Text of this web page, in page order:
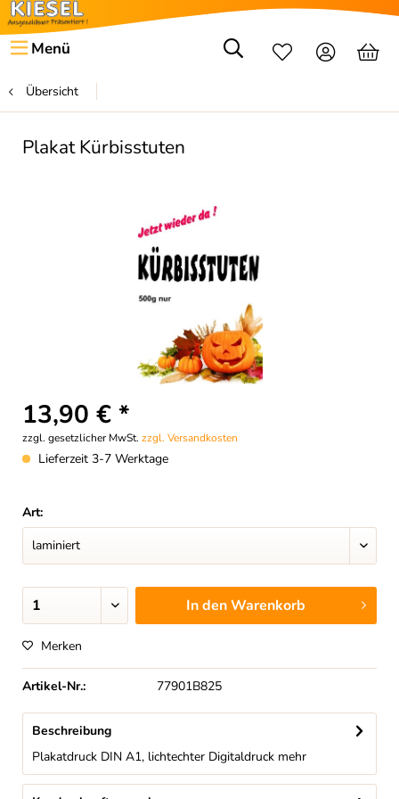
Menü
Übersicht
Plakat Kürbisstuten
13,90 € *
zzgl. gesetzlicher MwSt. zzgl. Versandkosten
Lieferzeit 3-7 Werktage
Art:
In denWarenkorb
Merken
Artikel-Nr.: 77901B825
Beschreibung
Plakatdruck DIN A1, lichtechter Digitaldruck mehr